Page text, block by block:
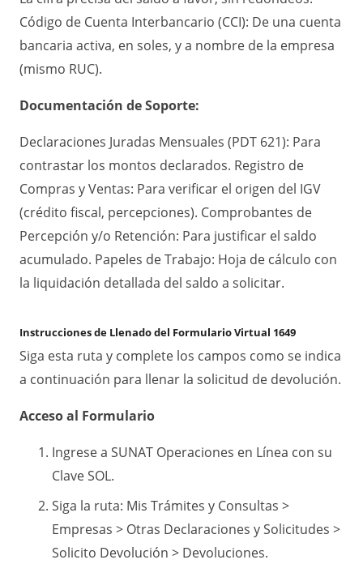
Código de Cuenta Interbancario (CCI): De una cuenta
bancaria activa, en soles, y a nombre de la empresa
(mismo RUC).
Documentación de Soporte:
Declaraciones Juradas Mensuales (PDT 621): Para
contrastar los montos declarados. Registro de
Compras y Ventas: Para verificar el origen del IGV
(crédito fiscal, percepciones). Comprobantes de
Percepción y/o Retención: Para justificar el saldo
acumulado. Papeles de Trabajo: Hoja de cálculo con
la liquidación detallada del saldo a solicitar.
Instrucciones de Llenado del Formulario Virtual 1649
Siga esta ruta y complete los campos como se indica
a continuación para llenar la solicitud de devolución.
Acceso al Formulario
Ingrese a SUNAT Operaciones en Línea con su
Clave SOL.
Siga la ruta: Mis Trámites y Consultas >
Empresas > Otras Declaraciones y Solicitudes >
Solicito Devolución > Devoluciones.